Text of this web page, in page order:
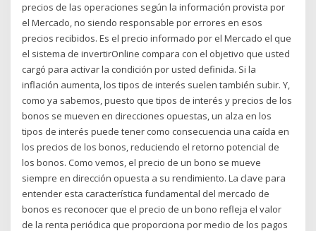
precios de las operaciones según la información provista por
el Mercado, no siendo responsable por errores en esos
precios recibidos. Es el precio informado por el Mercado el que
el sistema de invertirOnline compara con el objetivo que usted
cargó para activar la condición por usted definida. Si la
inflación aumenta, los tipos de interés suelen también subir. Y,
como ya sabemos, puesto que tipos de interés y precios de los
bonos se mueven en direcciones opuestas, un alza en los
tipos de interés puede tener como consecuencia una caída en
los precios de los bonos, reduciendo el retorno potencial de
los bonos. Como vemos, el precio de un bono se mueve
siempre en dirección opuesta a su rendimiento. La clave para
entender esta característica fundamental del mercado de
bonos es reconocer que el precio de un bono refleja el valor
de la renta periódica que proporciona por medio de los pagos